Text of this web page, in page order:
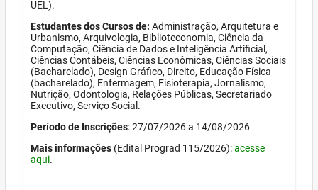
UEL).
Estudantes dos Cursos de: Administração, Arquitetura e
Urbanismo, Arquivologia, Biblioteconomia, Ciência da
Computação, Ciência de Dados e Inteligência Artificial,
Ciências Contábeis, Ciências Econômicas, Ciências Sociais
(Bacharelado), Design Gráfico, Direito, Educação Física
(bacharelado), Enfermagem, Fisioterapia, Jornalismo,
Nutrição, Odontologia, Relações Públicas, Secretariado
Executivo, Serviço Social.
Período de Inscrições: 27/07/2026 a 14/08/2026
Mais informações (Edital Prograd 115/2026):acesse
aqui.